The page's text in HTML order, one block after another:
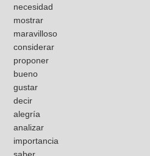
necesidad
mostrar
maravilloso
considerar
proponer
bueno
gustar
decir
alegría
analizar
importancia